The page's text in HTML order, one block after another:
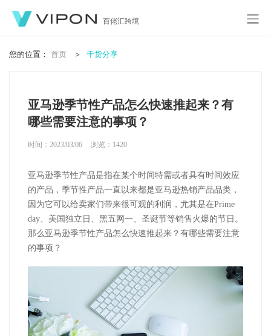
百佬汇跨境
您的位置： 首页 干货分享
亚马逊季节性产品怎么快速推起来？有
哪些需要注意的事项？
时间：2023/03/06 浏览： 1420
亚马逊季节性产品是指在某个时间特需或者具有时间效应
的产品，季节性产品一直以来都是亚马逊热销产品品类，
因为它可以给卖家们带来很可观的利润，尤其是在Prime
day、美国独立日、黑五网一、圣诞节等销售火爆的节日。
那么亚马逊季节性产品怎么快速推起来？有哪些需要注意
的事项？